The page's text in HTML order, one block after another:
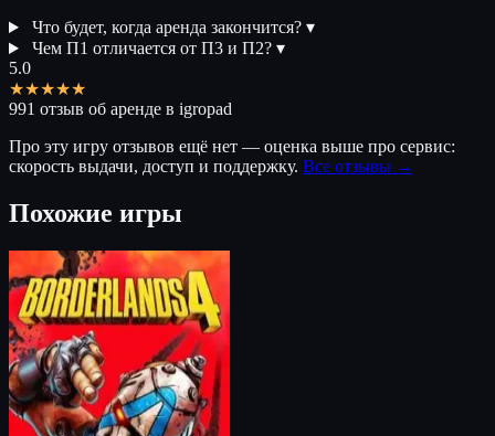
Что будет, когда аренда закончится? ▾
Чем П1 отличается от П3 и П2? ▾
5.0
★★★★★
991 отзыв об аренде в igropad
Про эту игру отзывов ещё нет — оценка выше про сервис:
скорость выдачи, доступ и поддержку. Все отзывы →
Похожие игры